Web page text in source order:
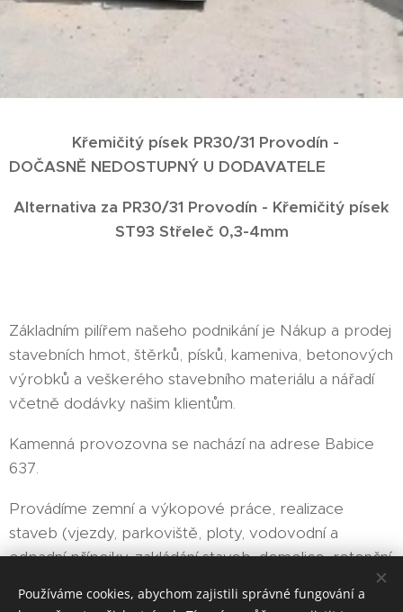
Křemičitý písek PR30/31 Provodín -
DOČASNĚ NEDOSTUPNÝ U DODAVATELE
Alternativa za PR30/31 Provodín - Křemičitý písek
ST93 Střeleč 0,3-4mm
Základním pilířem našeho podnikání je Nákup a prodej
stavebních hmot, štěrků, písků, kameniva, betonových
výrobků a veškerého stavebního materiálu a nářadí
včetně dodávky našim klientům.
Kamenná provozovna se nachází na adrese Babice
637.
Provádíme zemní a výkopové práce, realizace
staveb (vjezdy, parkoviště, ploty, vodovodní a
odpadní přípojky, zakládání staveb, demolice, retenční
firmy a občané z blízkého okolí.
Používáme cookies, abychom zajistili správné fungování a